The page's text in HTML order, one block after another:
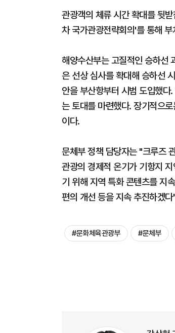
관광객의 체류 시간 확대를 뒷
차 국가관광전략회의'를 통해
해양수산부는 고질적인 승하선
은 선상 심사를 확대해 승하선
안을 부산항부터 시범 도입했
는 토대를 마련했다. 장기적으
이다.
문체부 정책 담당자는 "크루즈
관광의 경제적 온기가 기항지
기 위해 지역 특화 콘텐츠를 지
편의 개선 등을 지속 추진하겠
#문화체육관광부 #문체부